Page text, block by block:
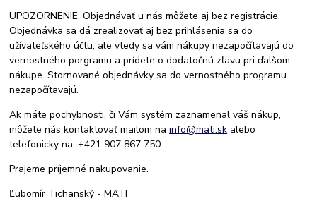
UPOZORNENIE: Objednávať u nás môžete aj bez registrácie.
Objednávka sa dá zrealizovať aj bez prihlásenia sa do
užívateľského účtu, ale vtedy sa vám nákupy nezapočítavajú do
vernostného porgramu a prídete o dodatočnú zľavu pri ďalšom
nákupe. Stornované objednávky sa do vernostného programu
nezapočítavajú.
Ak máte pochybnosti, či Vám systém zaznamenal váš nákup,
môžete nás kontaktovať mailom nainfo@mati.sk alebo
telefonicky na: +421 907 867 750
Prajeme príjemné nakupovanie.
Ľubomír Tichanský - MATI